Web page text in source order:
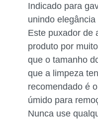
Indicado para
unindo
Este puxador de
produto por
que o tamanho
que a limpeza
recomendado é
úmido para
Nunca use